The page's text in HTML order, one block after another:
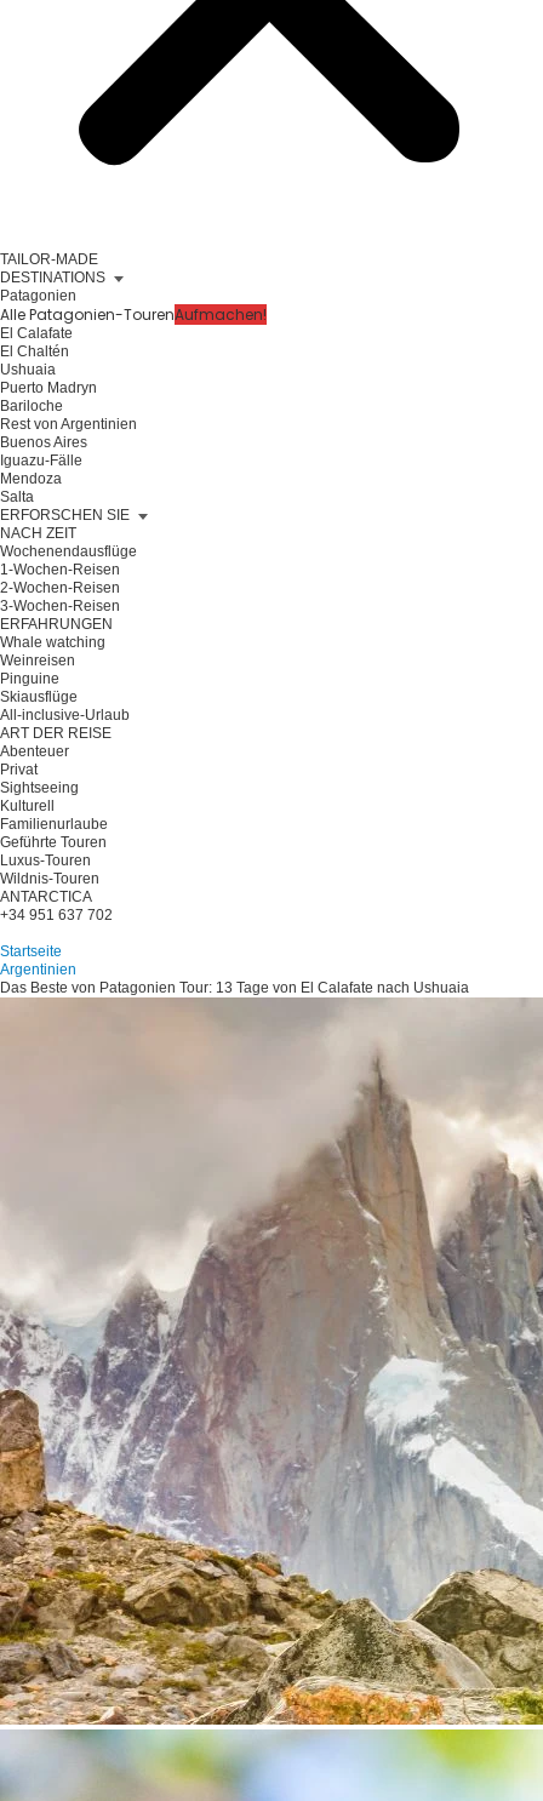
TAILOR-MADE
DESTINATIONS
Patagonien
Alle Patagonien-TourenAufmachen!
El Calafate
El Chaltén
Ushuaia
Puerto Madryn
Bariloche
Rest von Argentinien
Buenos Aires
Iguazu-Fälle
Mendoza
Salta
ERFORSCHEN SIE
NACH ZEIT
Wochenendausflüge
1-Wochen-Reisen
2-Wochen-Reisen
3-Wochen-Reisen
ERFAHRUNGEN
Whale watching
Weinreisen
Pinguine
Skiausflüge
All-inclusive-Urlaub
ART DER REISE
Abenteuer
Privat
Sightseeing
Kulturell
Familienurlaube
Geführte Touren
Luxus-Touren
Wildnis-Touren
ANTARCTICA
+34 951 637 702
Startseite
Argentinien
Das Beste von Patagonien Tour: 13 Tage von El Calafate nach Ushuaia